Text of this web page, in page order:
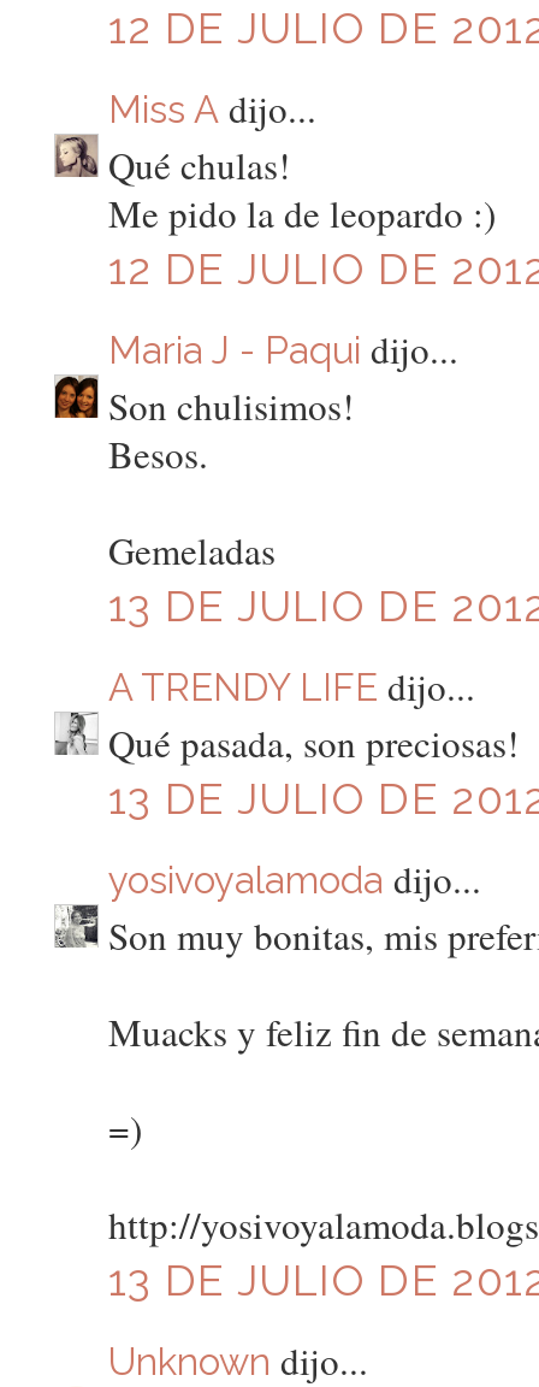
12 DE JULIO DE
Miss Adijo...
Qué chulas!
Me pido la de leopardo :)
12 DE JULIO DE
Maria J - Paqui dijo...
Son chulisimos!
Besos.
Gemeladas
13 DE JULIO DE
A TRENDY LIFE dijo...
Qué pasada, son preciosas!
13 DE JULIO DE
yosivoyalamoda dijo...
Son muy bonitas, mis
Muacks y feliz fin de
=)
http://
13 DE JULIO DE
Unknown dijo...